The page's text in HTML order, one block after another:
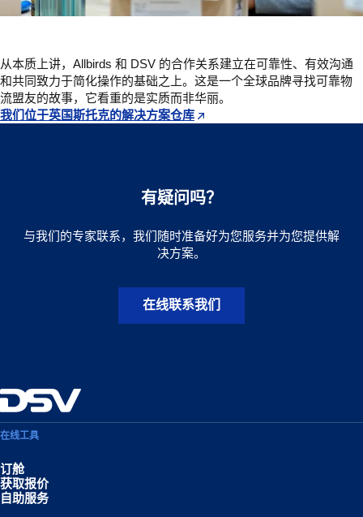
从本质上讲，Allbirds 和 DSV 的合作关系建立在可靠性、有效沟通
和共同致力于简化操作的基础之上。这是一个全球品牌寻找可靠物
流盟友的故事，它看重的是实质而非华丽。
我们位于英国斯托克的解决方案仓库
有疑问吗？
与我们的专家联系，我们随时准备好为您服务并为您提供解
决方案。
在线联系我们
在线工具
订舱
获取报价
自助服务